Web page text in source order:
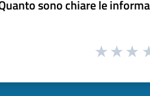
sono chiare le